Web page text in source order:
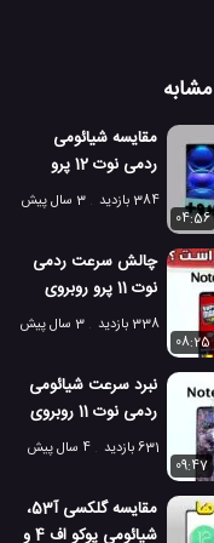
مقایسه شیائومی
ردمی نوت 12 پرو
پلاس در مقابل ردمی
384 بازدید
3 سال پیش
04:56
چالش سرعت ردمی
نوت 11 پرو روبروی
ردمی نوت 11 اس
338 بازدید
3 سال پیش
08:25
نبرد سرعت شیائومی
ردمی نوت 11 روبروی
نوت 11 اس
631 بازدید
4 سال پیش
09:47
مقایسه گلکسی آ53،
شیائومی پوکو اف 4 و